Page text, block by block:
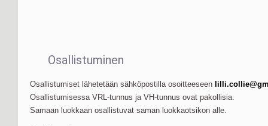
Osallistuminen
Osallistumiset lähetetään sähköpostilla osoitteeseen
Osallistumisessa VRL-tunnus ja VH-tunnus ovat pakollisia.
Samaan luokkaan osallistuvat saman luokkaotsikon alle.